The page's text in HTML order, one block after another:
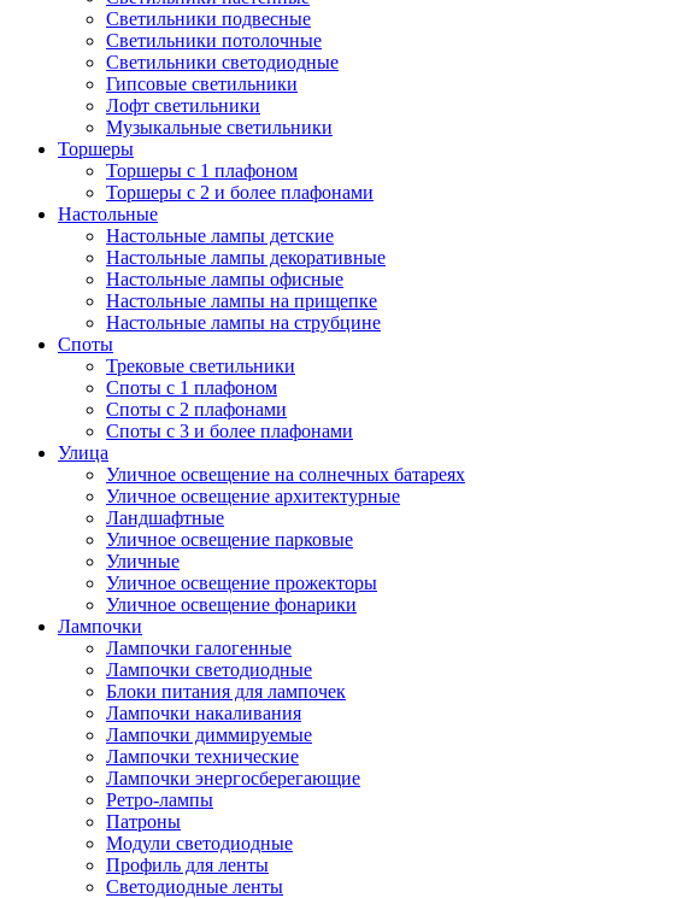
Светильники подвесные
Светильники потолочные
Светильники светодиодные
Гипсовые светильники
Лофт светильники
Музыкальные светильники
Торшеры
Торшеры с 1 плафоном
Торшеры с 2 и более плафонами
Настольные
Настольные лампы детские
Настольные лампы декоративные
Настольные лампы офисные
Настольные лампы на прищепке
Настольные лампы на струбцине
Споты
Трековые светильники
Споты с 1 плафоном
Споты с 2 плафонами
Споты с 3 и более плафонами
Улица
Уличное освещение на солнечных батареях
Уличное освещение архитектурные
Ландшафтные
Уличное освещение парковые
Уличные
Уличное освещение прожекторы
Уличное освещение фонарики
Лампочки
Лампочки галогенные
Лампочки светодиодные
Блоки питания для лампочек
Лампочки накаливания
Лампочки диммируемые
Лампочки технические
Лампочки энергосберегающие
Ретро-лампы
Патроны
Модули светодиодные
Профиль для ленты
Светодиодные ленты